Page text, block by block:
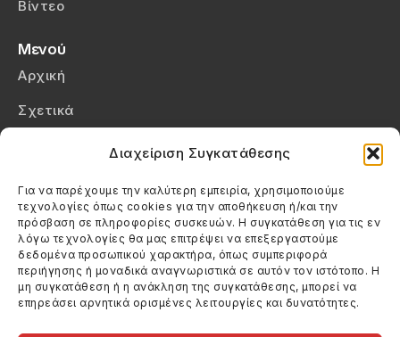
Διαχείριση Συγκατάθεσης
Για να παρέχουμε την καλύτερη εμπειρία, χρησιμοποιούμε
τεχνολογίες όπως cookies για την αποθήκευση ή/και την
πρόσβαση σε πληροφορίες συσκευών. Η συγκατάθεση για τις εν
λόγω τεχνολογίες θα μας επιτρέψει να επεξεργαστούμε
δεδομένα προσωπικού χαρακτήρα, όπως συμπεριφορά
περιήγησης ή μοναδικά αναγνωριστικά σε αυτόν τον ιστότοπο. Η
μη συγκατάθεση ή η ανάκληση της συγκατάθεσης, μπορεί να
επηρεάσει αρνητικά ορισμένες λειτουργίες και δυνατότητες.
Βίντεο
Μενού
Αρχική
Σχετικά
Πολιτική Cookies (ΕΕ)
Στοιχεία Επικοινωνίας
Καλεσέ μας
(+30) 6974123481
Στείλε μας email